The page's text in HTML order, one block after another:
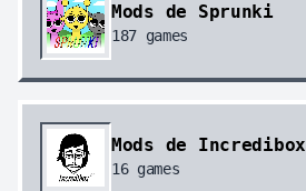
Mods de Sprunki
187 games
Mods de Incredibox
16games